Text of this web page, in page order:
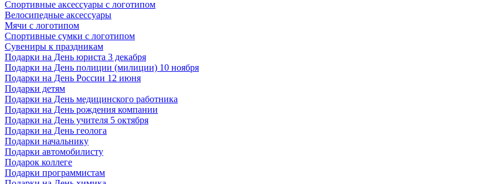
Спортивные аксессуары с логотипом
Велосипедные аксессуары
Мячи с логотипом
Спортивные сумки с логотипом
Сувениры к праздникам
Подарки на День юриста 3 декабря
Подарки на День полиции (милиции) 10 ноября
Подарки на День России 12 июня
Подарки детям
Подарки на День медицинского работника
Подарки на День рождения компании
Подарки на День учителя 5 октября
Подарки на День геолога
Подарки начальнику
Подарки автомобилисту
Подарок коллеге
Подарки программистам